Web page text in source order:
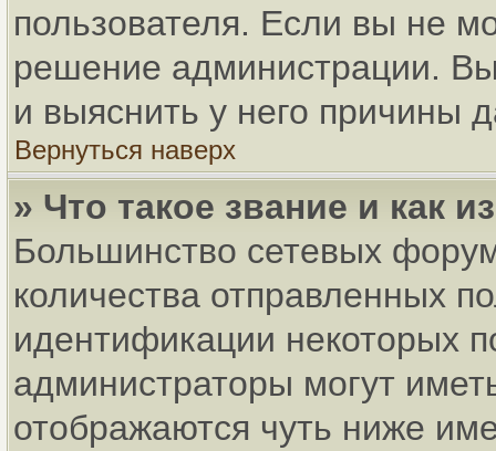
пользователя. Если вы не
решение администрации.
и выяснить у него причины
Вернуться наверх
» Что такое звание и как
Большинство сетевых
количества отправленных
идентификации некоторых
администраторы могут
отображаются чуть ниже